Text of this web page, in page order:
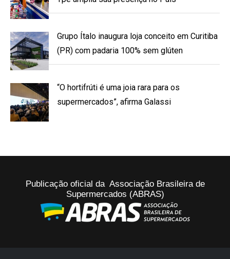
Grupo Ítalo inaugura loja conceito em Curitiba
(PR) com padaria 100% sem glúten
“O hortifrúti é uma joia rara para os
supermercados”, afirma Galassi
Publicação oficial da Associação Brasileira de
Supermercados (ABRAS)